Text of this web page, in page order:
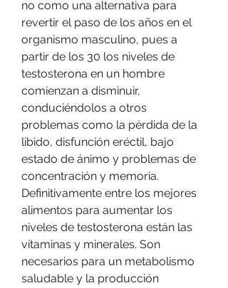
no como una alternativa para
revertir el paso de los años en el
organismo masculino, pues a
partir de los 30 los niveles de
testosterona en un hombre
comienzan a disminuir,
conduciéndolos a otros
problemas como la pérdida de la
libido, disfunción eréctil, bajo
estado de ánimo y problemas de
concentración y memoria.
Definitivamente entre los mejores
alimentos para aumentar los
niveles de testosterona están las
vitaminas y minerales. Son
necesarios para un metabolismo
saludable y la producción